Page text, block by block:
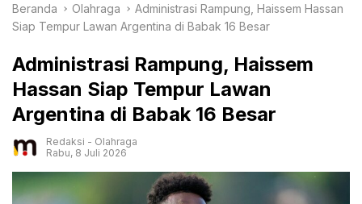
Beranda Olahraga
Administrasi Rampung, Haissem Hassan
Siap Tempur Lawan Argentina di Babak 16 Besar
Administrasi Rampung, Haissem
Hassan Siap Tempur Lawan
Argentina di Babak 16 Besar
Redaksi - Olahraga
Rabu, 8 Juli 2026